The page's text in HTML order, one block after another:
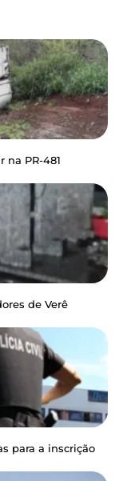
na PR-481
de Verê
para a inscrição